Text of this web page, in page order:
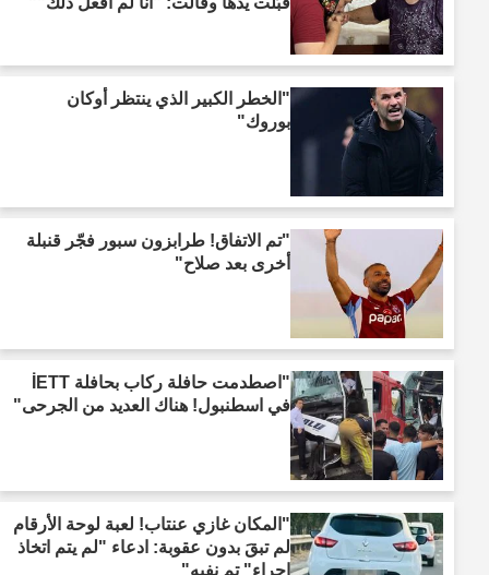
"الخطر الكبير الذي ينتظر أوكان
بوروك"
"تم الاتفاق! طرابزون سبور فجّر قنبلة
أخرى بعد صلاح"
"اصطدمت حافلة ركاب بحافلة İETT
في اسطنبول! هناك العديد من الجرحى"
"المكان غازي عنتاب! لعبة لوحة الأرقام
لم تبقَ بدون عقوبة: ادعاء "لم يتم اتخاذ
إجراء" تم نفيه"